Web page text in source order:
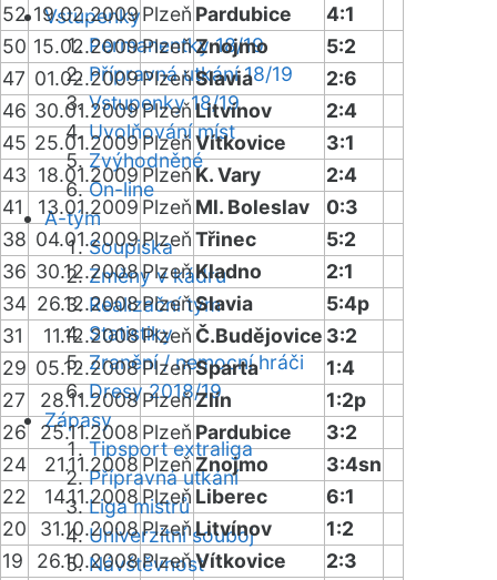
Vstupenky
Permanentky 18/19
Přípravná utkání 18/19
Vstupenky 18/19
Uvolňování míst
Zvýhodněné
On-line
A-tým
Soupiska
Změny v kádru
Realizační tým
Statistiky
Zranění / nemocní hráči
Dresy 2018/19
Zápasy
Tipsport extraliga
Přípravná utkání
Liga mistrů
Univerzitní souboj
Návštěvnost
52 19.02.2009Plzeň Pardubice
4:1
50 15.02.2009PlzeňZnojmo
5:2
47 01.02.2009PlzeňSlavia
2:6
46 30.01.2009PlzeňLitvínov
2:4
45 25.01.2009 PlzeňVítkovice
3:1
43 18.01.2009PlzeňK. Vary
2:4
41
13.01.2009 Plzeň Ml. Boleslav
0:3
38 04.01.2009PlzeňTřinec
5:2
36 30.12.2008PlzeňKladno
2:1
34 26.12.2008PlzeňSlavia
5:4p
31
11.12.2008Plzeň Č.Budějovice 3:2
29 05.12.2008PlzeňSparta
1:4
27
28.11.2008PlzeňZlín
1:2p
26
25.11.2008 Plzeň Pardubice
3:2
24
21.11.2008 Plzeň Znojmo
3:4sn
22
14.11.2008 Plzeň Liberec
6:1
20
31.10.2008PlzeňLitvínov
1:2
19
26.10.2008PlzeňVítkovice
2:3